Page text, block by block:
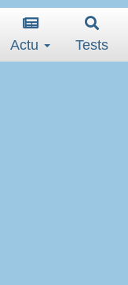
Actu Tests